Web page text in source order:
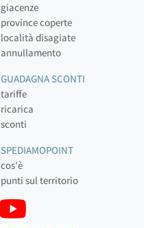
giacenze
province coperte
località disagiate
annullamento
GUADAGNA SCONTI
tariffe
ricarica
sconti
SPEDIAMOPOINT
cos'è
punti sul territorio